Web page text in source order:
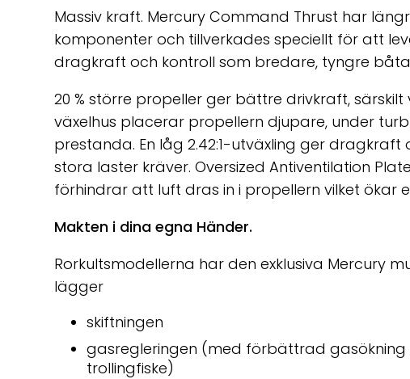
Massiv kraft. Mercury Command Thrust har
komponenter och tillverkades speciellt för att
dragkraft och kontroll som bredare, tyngre
20 % större propeller ger bättre drivkraft,
växelhus placerar propellern djupare, under
prestanda. En låg 2.42:1-utväxling ger
stora laster kräver. Oversized Antiventilation
förhindrar att luft dras in i propellern vilket ökar
Makten i dina egna Händer.
Rorkultsmodellerna har den exklusiva Mercury
lägger
skiftningen
gasregleringen (med förbättrad
trollingfiske)